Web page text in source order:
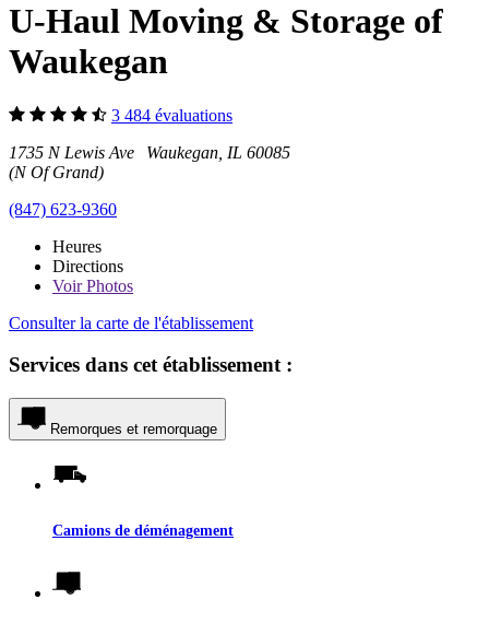
U-Haul Moving & Storage of
Waukegan
3 484 évaluations
1735 N Lewis Ave Waukegan, IL 60085
(N Of Grand)
(847) 623-9360
Heures
Directions
VoirPhotos
Consulter la carte de l'établissement
Services dans cet établissement :
Remorques et remorquage
Camions de déménagement